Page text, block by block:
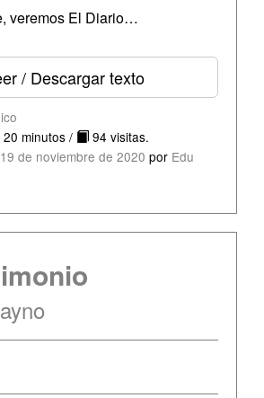
veremos El Diario…
/ Descargar texto
20 minutos /
94 visitas.
19 de noviembre de 2020 por Edu